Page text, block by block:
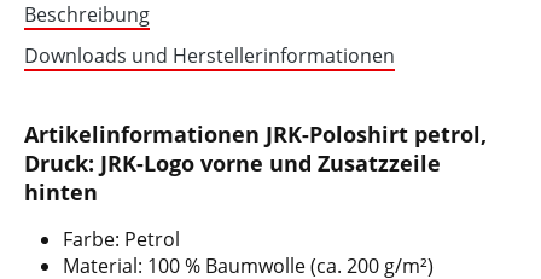
Beschreibung
Downloads und Herstellerinformationen
Artikelinformationen JRK-Poloshirt petrol,
Druck: JRK-Logo vorne und Zusatzzeile
hinten
Farbe: Petrol
Material: 100 % Baumwolle (ca. 200 g/m²)